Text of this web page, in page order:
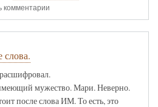
комментарии
слова.
мужество. Мари. Неверно.
после слова ИМ. То есть, это